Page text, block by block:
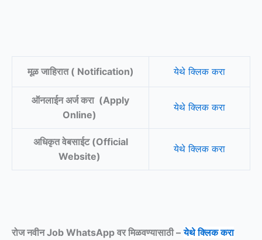
मूळ जाहिरात ( Notification) येथे क्लिक करा
ऑनलाईन अर्ज करा (Apply
Online)
येथे क्लिक करा
अधिकृत वेबसाईट (Official
Website)
येथे क्लिक करा
रोज नवीन Job WhatsApp वर मिळवण्यासाठी – येथे क्लिक करा